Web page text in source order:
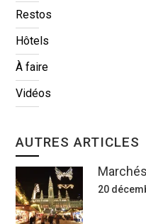
Restos
Hôtels
À faire
Vidéos
AUTRES ARTICLES
20